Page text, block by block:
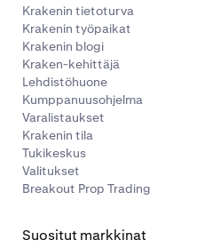
Krakenin tietoturva
Krakenin työpaikat
Krakenin blogi
Kraken-kehittäjä
Lehdistöhuone
Kumppanuusohjelma
Varalistaukset
Krakenin tila
Tukikeskus
Valitukset
Breakout Prop Trading
Suositut markkinat